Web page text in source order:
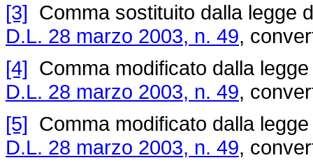
[3] Comma sostituito dalla legge
D.L. 28 marzo 2003, n. 49,
[4] Comma modificato dalla
D.L. 28 marzo 2003, n. 49,
[5] Comma modificato dalla
D.L. 28 marzo 2003, n. 49,